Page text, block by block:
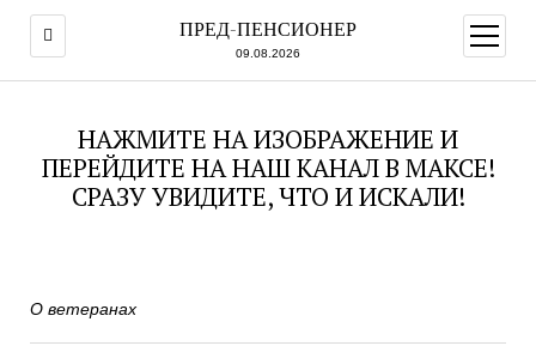
ПРЕД-ПЕНСИОНЕР
09.08.2026
меню
НАЖМИТЕ НА ИЗОБРАЖЕНИЕ И
ПЕРЕЙДИТЕ НА НАШ КАНАЛ В МАКСЕ!
СРАЗУ УВИДИТЕ, ЧТО И ИСКАЛИ!
О ветеранах